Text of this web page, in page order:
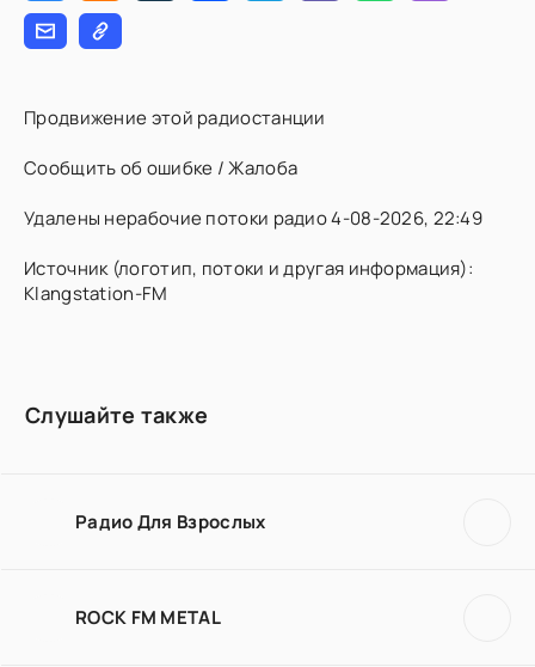
Продвижение этой радиостанции
Сообщить об ошибке / Жалоба
Удалены нерабочие потоки радио 4-08-2026, 22:49
Источник (логотип, потоки и другая информация):
Klangstation-FM
Слушайте также
Радио Для Взрослых
ROCK FM METAL